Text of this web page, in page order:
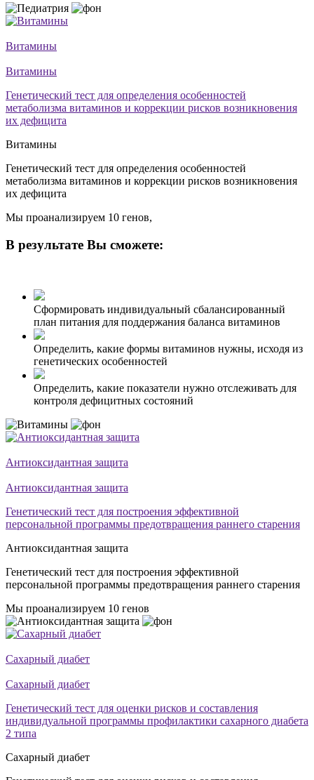
Витамины
Витамины
Генетический тест для определения особенностей
метаболизма витаминов и коррекции рисков возникновения
их дефицита
Витамины
Генетический тест для определения особенностей
метаболизма витаминов и коррекции рисков возникновения
их дефицита
Мы проанализируем 10 генов,
В результате Вы сможете:
Сформировать индивидуальный сбалансированный
план питания для поддержания баланса витаминов
Определить, какие формы витаминов нужны, исходя из
генетических особенностей
Определить, какие показатели нужно отслеживать для
контроля дефицитных состояний
Антиоксидантная защита
Антиоксидантная защита
Генетический тест для построения эффективной
персональной программы предотвращения раннего старения
Антиоксидантная защита
Генетический тест для построения эффективной
персональной программы предотвращения раннего старения
Мы проанализируем 10 генов
Сахарный диабет
Сахарный диабет
Генетический тест для оценки рисков и составления
индивидуальной программы профилактики сахарного диабета
2 типа
Сахарный диабет